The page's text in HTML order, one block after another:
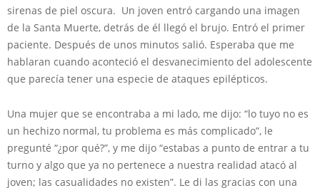
sirenas de piel oscura. Un joven entró cargando una imagen
de la Santa Muerte, detrás de él llegó el brujo. Entró el primer
paciente. Después de unos minutos salió. Esperaba que me
hablaran cuando aconteció el desvanecimiento del adolescente
que parecía tener una especie de ataques epilépticos.
Una mujer que se encontraba a mi lado, me dijo: “lo tuyo no es
un hechizo normal, tu problema es más complicado”, le
pregunté “¿por qué?”, y me dijo “estabas a punto de entrar a tu
turno y algo que ya no pertenece a nuestra realidad atacó al
joven; las casualidades no existen”. Le di las gracias con una